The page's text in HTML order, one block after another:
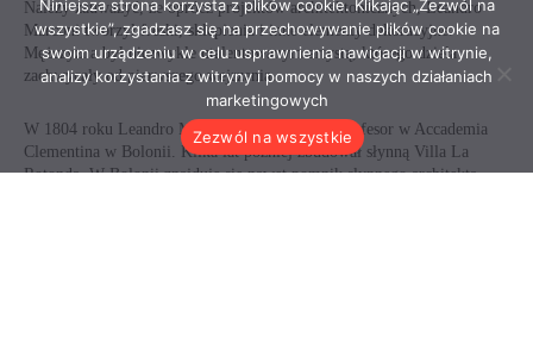
Niniejsza strona korzysta z plików cookie. Klikając „Zezwól na
wszystkie”, zgadzasz się na przechowywanie plików cookie na
swoim urządzeniu w celu usprawnienia nawigacji w witrynie,
analizy korzystania z witryny i pomocy w naszych działaniach
marketingowych
Zezwól na wszystkie